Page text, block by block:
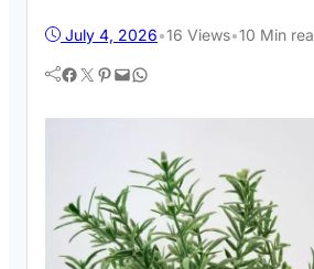
July 4, 2026•16 Views•10 Min
Facebook Twitter Pinterest Mail WhatsApp